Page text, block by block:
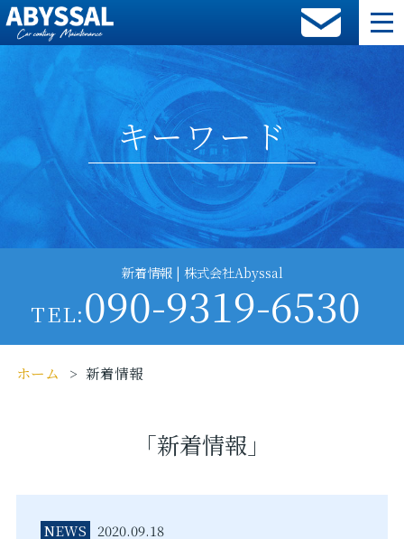
キーワード
新着情報 | 株式会社Abyssal
TEL:090-9319-6530
ホーム 新着情報
「新着情報」
NEWS 2020.09.18